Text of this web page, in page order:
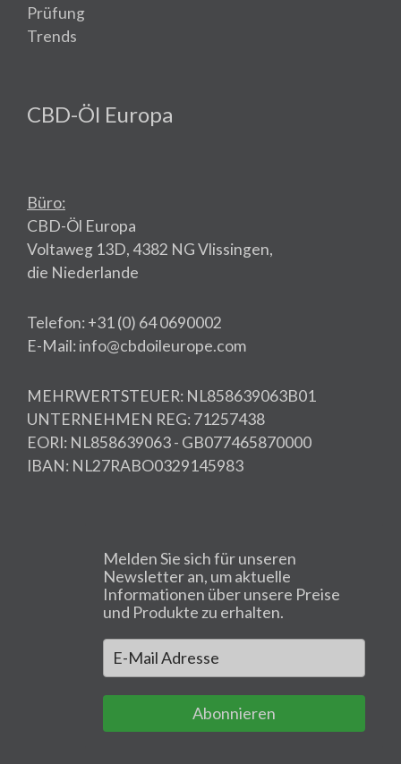
Prüfung
Trends
CBD-Öl Europa
Büro:
CBD-Öl Europa
Voltaweg 13D, 4382 NG Vlissingen,
die Niederlande
Telefon: +31 (0) 64 0690002
E-Mail: info@cbdoileurope.com
MEHRWERTSTEUER: NL858639063B01
UNTERNEHMEN REG: 71257438
EORI: NL858639063 - GB077465870000
IBAN: NL27RABO0329145983
Melden Sie sich für unseren
Newsletter an, um aktuelle
Informationen über unsere Preise
und Produkte zu erhalten.
Abonnieren